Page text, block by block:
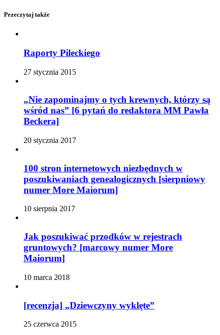
Przeczytaj także
Raporty Pileckiego
27 stycznia 2015
„Nie zapominajmy o tych krewnych, którzy są
wśród nas” [6 pytań do redaktora MM Pawła
Beckera]
20 stycznia 2017
100 stron internetowych niezbędnych w
poszukiwaniach genealogicznych [sierpniowy
numer More Maiorum]
10 sierpnia 2017
Jak poszukiwać przodków w rejestrach
gruntowych? [marcowy numer More
Maiorum]
10 marca 2018
[recenzja] „Dziewczyny wyklęte”
25 czerwca 2015